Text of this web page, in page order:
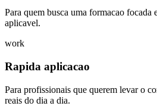
Para quem busca uma formacao focada
aplicavel.
work
Rapida aplicacao
Para profissionais que querem levar o
reais do dia a dia.